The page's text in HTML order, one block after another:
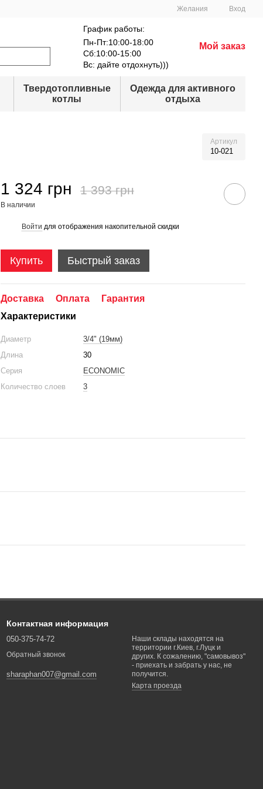
Желания Вход
График работы:
Пн-Пт:10:00-18:00
Сб:10:00-15:00
Вс: дайте отдохнуть)))
Мой заказ
Твердотопливные
котлы
Одежда для активного
отдыха
Артикул
10-021
1 324 грн 1 393 грн
В наличии
Войти для отображения накопительной скидки
Купить Быстрый заказ
Доставка Оплата
Гарантия
Характеристики
Диаметр
3/4" (19мм)
Длина
30
Серия
ECONOMIC
Количество слоев
3
Контактная информация
050-375-74-72
Обратный звонок
sharaphan007@gmail.com
Наши склады находятся на
территории г.Киев, г.Луцк и
других. К сожалению, "самовывоз"
- приехать и забрать у нас, не
получится.
Карта проезда